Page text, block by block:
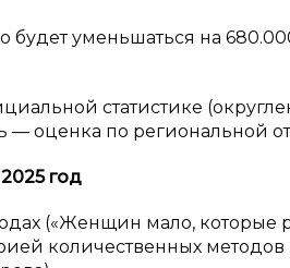
будет уменьшаться на
статистике
оценка по региональной
год
(«Женщин мало, которые
количественных